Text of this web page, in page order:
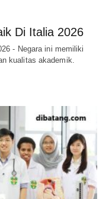
Di Italia 2026
- Negara ini memiliki
kualitas akademik.